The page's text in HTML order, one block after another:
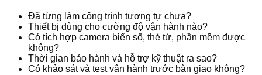
Đã từng làm công trình tương tự chưa?
Thiết bị dùng cho cường độ vận hành nào?
Có tích hợp camera biển số, thẻ từ, phần mềm được
không?
Thời gian bảo hành và hỗ trợ kỹ thuật ra sao?
Có khảo sát và test vận hành trước bàn giao không?